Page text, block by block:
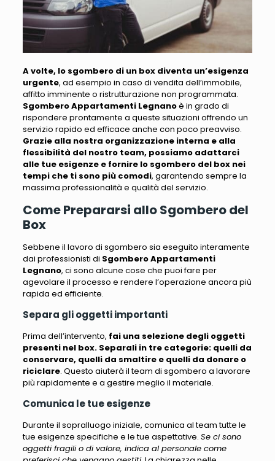
A volte, lo sgombero di un box diventa un’esigenza
urgente, ad esempio in caso di vendita dell’immobile,
affitto imminente o ristrutturazione non programmata.
Sgombero Appartamenti Legnanoè in grado di
rispondere prontamente a queste situazioni offrendo un
servizio rapido ed efficace anche con poco preavviso.
Grazie alla nostra organizzazione interna e alla
flessibilità del nostro team, possiamo adattarci
alle tue esigenze e fornire lo sgombero del box nei
tempi che ti sono più comodi, garantendo sempre la
massima professionalità e qualità del servizio.
Come Prepararsi allo Sgombero del
Box
Sebbene il lavoro di sgombero sia eseguito interamente
dai professionisti di Sgombero Appartamenti
Legnano, ci sono alcune cose che puoi fare per
agevolare il processo e rendere l’operazione ancora più
rapida ed efficiente.
Separa gli oggetti importanti
Prima dell’intervento, fai una selezione degli oggetti
presenti nel box. Separali in tre categorie: quelli da
conservare, quelli da smaltire e quelli da donare o
riciclare. Questo aiuterà il team di sgombero a lavorare
più rapidamente e a gestire meglio il materiale.
Comunica le tue esigenze
Durante il sopralluogo iniziale, comunica al team tutte le
tue esigenze specifiche e le tue aspettative. Se ci sono
oggetti fragili o di valore, indica al personale come